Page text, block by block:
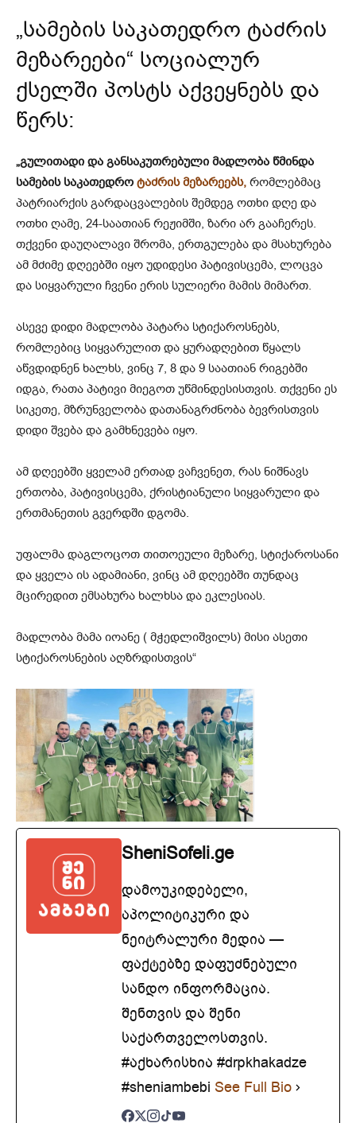
„სამების საკათედრო ტაძრის
მეზარეები“ სოციალურ
ქსელში პოსტს აქვეყნებს და
წერს:
„გულითადი და განსაკუთრებული მადლობა წმინდა
სამების საკათედროტაძრის მეზარეებს, რომლებმაც
პატრიარქის გარდაცვალების შემდეგ ოთხი დღე და
ოთხი ღამე, 24-საათიან რეჟიმში, ზარი არ გააჩერეს.
თქვენი დაუღალავი შრომა, ერთგულება და მსახურება
ამ მძიმე დღეებში იყო უდიდესი პატივისცემა, ლოცვა
და სიყვარული ჩვენი ერის სულიერი მამის მიმართ.
ასევე დიდი მადლობა პატარა სტიქაროსნებს,
რომლებიც სიყვარულით და ყურადღებით წყალს
აწვდიდნენ ხალხს, ვინც 7, 8 და 9 საათიან რიგებში
იდგა, რათა პატივი მიეგოთ უწმინდესისთვის. თქვენი ეს
სიკეთე, მზრუნველობა დათანაგრძნობა ბევრისთვის
დიდი შვება და გამხნევება იყო.
ამ დღეებში ყველამ ერთად ვაჩვენეთ, რას ნიშნავს
ერთობა, პატივისცემა, ქრისტიანული სიყვარული და
ერთმანეთის გვერდში დგომა.
უფალმა დაგლოცოთ თითოეული მეზარე, სტიქაროსანი
და ყველა ის ადამიანი, ვინც ამ დღეებში თუნდაც
მცირედით ემსახურა ხალხსა და ეკლესიას.
მადლობა მამა იოანე ( მჭედლიშვილს) მისი ასეთი
სტიქაროსნების აღზრდისთვის“
SheniSofeli.ge
დამოუკიდებელი,
აპოლიტიკური და
ნეიტრალური მედია —
ფაქტებზე დაფუძნებული
სანდო ინფორმაცია.
შენთვის და შენი
საქართველოსთვის.
#აქხარისხია #drpkhakadze
#sheniambebi See Full Bio